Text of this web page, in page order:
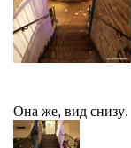
Она же, вид снизу.